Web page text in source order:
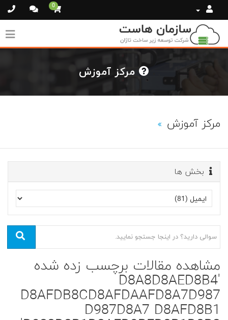
0
مرکز آموزش
بخش ها
مشاهده مقالات برچسب زده شده
'D8A8D8AED8B4
D8AFDB8CD8AFDAAFD8A7D987
D987D8A7 D8AFD8B1